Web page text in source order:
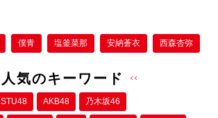
僕⻘ 塩釜菜那 安納蒼衣 西森杏弥
人気のキーワード
STU48 AKB48 乃木坂46